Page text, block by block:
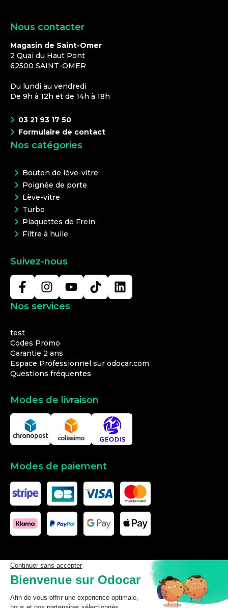
Nous contacter
Magasin de Saint-Omer
2 Quai du Haut Pont
62500 SAINT-OMER
Du lundi au vendredi
De 9h à 12h et de 14h à 18h
03 21 93 17 50
Formulaire de contact
Nos catégories
Bouton de lève-vitre
Poignée de porte
Lève-vitre
Turbo
Plaquettes de Frein
Filtre à huile
Suivez-nous
Nos services
test
Codes Promo
Garantie 2 ans
Espace Professionnel sur odocar.com
Questions fréquentes
Modes de livraison
Modes de paiement
Les données affichées ici, particulièrement la base de donnée
complète, ne doivent pas être copiées. Il est interdit d’exploiter les
données ou la base de données complète, de laisser un tiers les
exploiter, ni de les rendre accessible à un tiers, sans accord